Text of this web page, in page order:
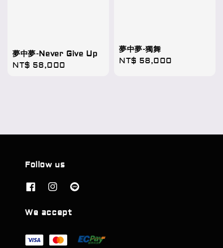
夢中夢-Never Give Up
Regular
NT$ 58,000
夢中夢-獨舞
Regular
NT$ 58,000
Follow us
We accept